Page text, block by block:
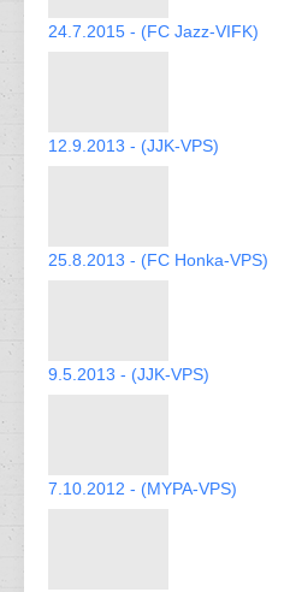
24.7.2015 - (FC Jazz-VIFK)
12.9.2013 - (JJK-VPS)
25.8.2013 - (FC Honka-VPS)
9.5.2013 - (JJK-VPS)
7.10.2012 - (MYPA-VPS)